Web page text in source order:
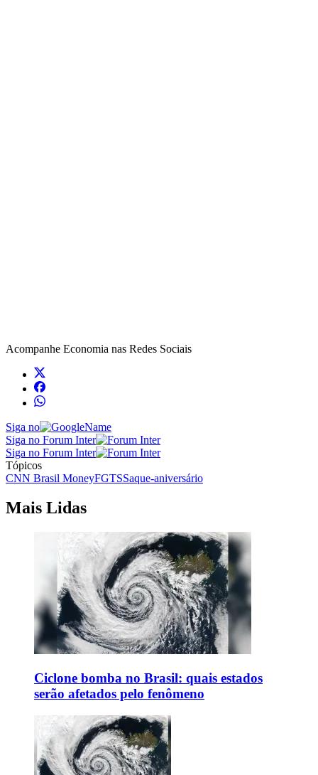
Acompanhe Economia nas Redes Sociais
Siga no
Siga no Forum Inter
Siga no Forum Inter
Tópicos
CNN Brasil MoneyFGTSSaque-aniversário
Mais Lidas
Ciclone bomba no Brasil: quais estados
serão afetados pelo fenômeno